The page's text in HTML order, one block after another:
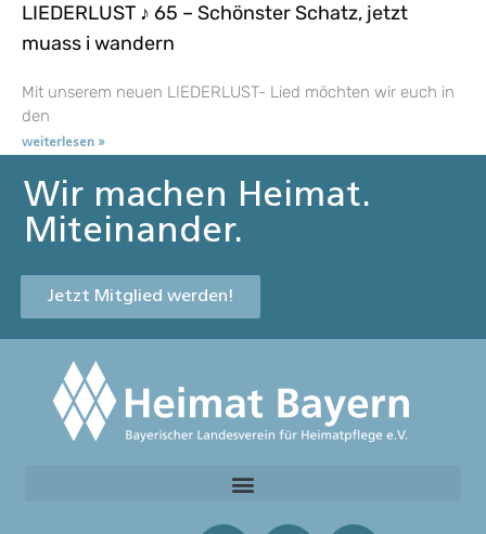
LIEDERLUST ♪ 65 – Schönster Schatz, jetzt
muass i wandern
Mit unserem neuen LIEDERLUST- Lied möchten wir euch in
den
weiterlesen »
Wir machen Heimat.
Miteinander.
Jetzt Mitglied werden!